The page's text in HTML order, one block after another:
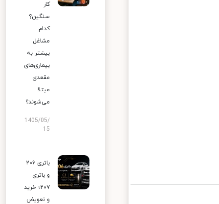
کار
سنگین؟
کدام
مشاغل
بیشتر به
بیماری‌های
مقعدی
مبتلا
می‌شوند؟
1405/05/
15
باتری ۲۰۶
و باتری
۲۰۷؛ خرید
و تعویض